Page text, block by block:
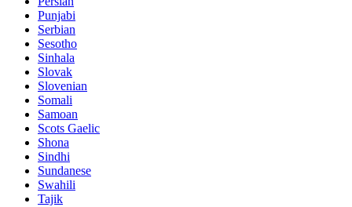
Punjabi
Serbian
Sesotho
Sinhala
Slovak
Slovenian
Somali
Samoan
Scots Gaelic
Shona
Sindhi
Sundanese
Swahili
Tajik